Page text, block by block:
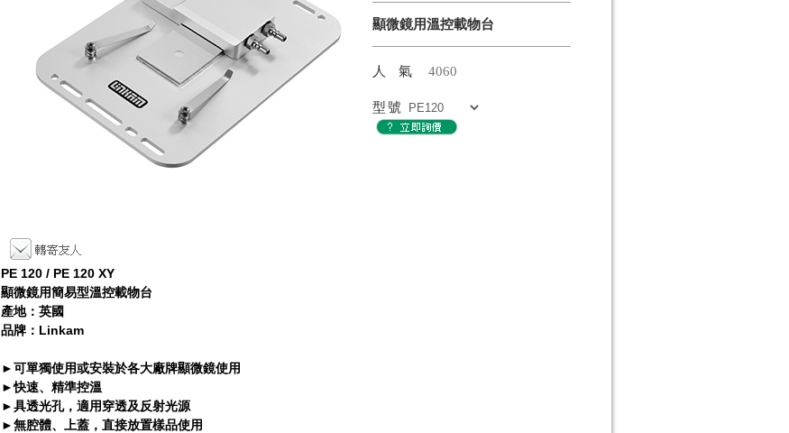
顯微鏡用溫控載物台
人氣 4060
型號
PE 120 / PE 120 XY
顯微鏡用簡易型溫控載物台
產地：英國
品牌：Linkam
►可單獨使用或安裝於各大廠牌顯微鏡使用
►快速、精準控溫
►具透光孔，適用穿透及反射光源
►無腔體、上蓋，直接放置樣品使用